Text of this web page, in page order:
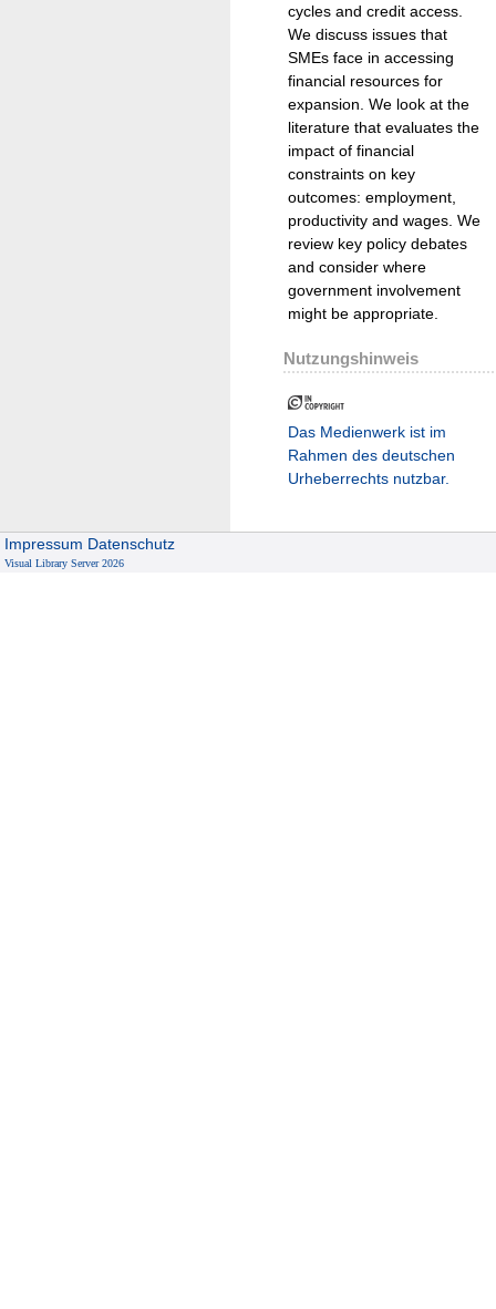
cycles and credit access.
We discuss issues that
SMEs face in accessing
financial resources for
expansion. We look at the
literature that evaluates the
impact of financial
constraints on key
outcomes: employment,
productivity and wages. We
review key policy debates
and consider where
government involvement
might be appropriate.
Nutzungshinweis
Das Medienwerk ist im
Rahmen des deutschen
Urheberrechts nutzbar.
Impressum Datenschutz
Visual Library Server 2026